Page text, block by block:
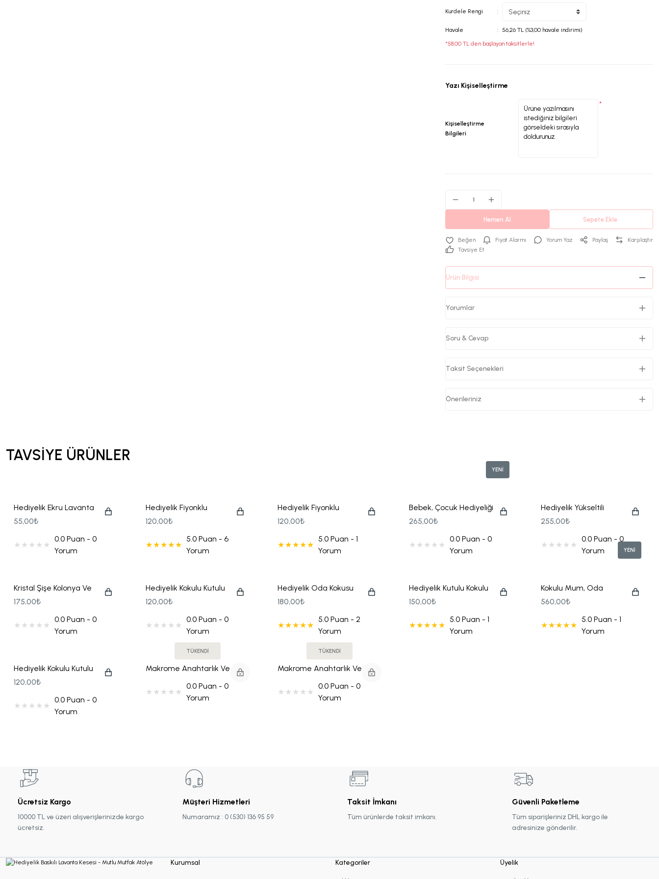
Kurdele Rengi
Havale
56,26 TL (%3,00 havale indirimi)
*58,00 TL den başlayan taksitlerle!
Yazı Kişiselleştirme
Kişiselleştirme
Bilgileri
*
Hemen Al Sepete Ekle
Fiyat Alarmı Yorum Yaz Paylaş
Karşılaştır
Tavsiye Et
Ürün Bilgisi
Yorumlar
Soru & Cevap
Taksit Seçenekleri
Önerileriniz
TAVSİYE ÜRÜNLER
Hediyelik Ekru Lavanta
Kesesi
55,00₺
0.0 Puan - 0
Yorum
Hediyelik Fiyonklu
Kutulu Mum
120,00₺
5.0 Puan - 6
Yorum
Hediyelik Fiyonklu
Kutulu Mum
120,00₺
5.0 Puan - 1
Yorum
YENİ
Bebek, Çocuk Hediyeliği
Mühürlü Kutulu Mum,
Kolonya Ve Baskılı
Karton Çanta Seti
265,00₺
0.0 Puan - 0
Yorum
Hediyelik Yükseltili
Çiçekli Mum, Kolonya
Seti
255,00₺
0.0 Puan - 0
Yorum
Kristal Şişe Kolonya Ve
Baskılı Karton Çanta
175,00₺
0.0 Puan - 0
Yorum
Hediyelik Kokulu Kutulu
Mum
120,00₺
0.0 Puan - 0
Yorum
Hediyelik Oda Kokusu
ve Baskılı Karton Çanta
180,00₺
5.0 Puan - 2
Yorum
Hediyelik Kutulu Kokulu
Mum ve Baskılı Karton
150,00₺
5.0 Puan - 1
Yorum
YENİ
Kokulu Mum, Oda
Kokusu, Çiçek Süslemeli
Kolonya Kutulu Gold
Ayna ve Baskılı Karton
560,00₺
5.0 Puan - 1
Yorum
Hediyelik Kokulu Kutulu
Mum
120,00₺
0.0 Puan - 0
Yorum
TÜKENDİ
Makrome Anahtarlık Ve
Seti
0.0 Puan - 0
Yorum
TÜKENDİ
Makrome Anahtarlık Ve
Seti
0.0 Puan - 0
Yorum
Ücretsiz Kargo
10000 TL ve üzeri alışverişlerinizde kargo
ücretsiz.
Müşteri Hizmetleri
Numaramız : 0 (530) 136 95 59
Taksit İmkanı
Tüm ürünlerde taksit imkanı.
Güvenli Paketleme
Tüm siparişleriniz DHL kargo ile
adresinize gönderilir.
Kurumsal Kategoriler Üyelik
Tohum Kalem Hediyelikler